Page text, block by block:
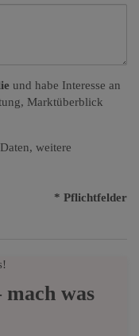
und habe Interesse an
Marktüberblick
weitere
* Pflichtfelder
was